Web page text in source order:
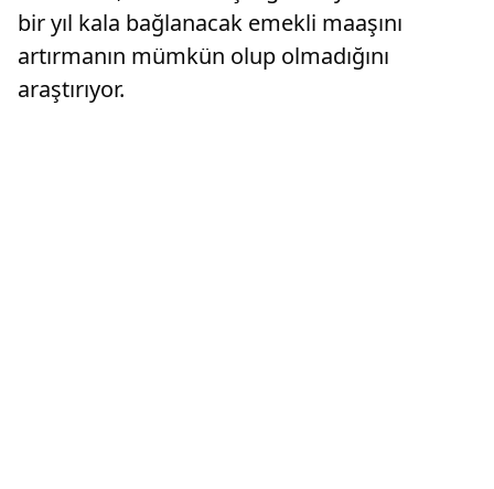
bir yıl kala bağlanacak emekli maaşını
artırmanın mümkün olup olmadığını
araştırıyor.